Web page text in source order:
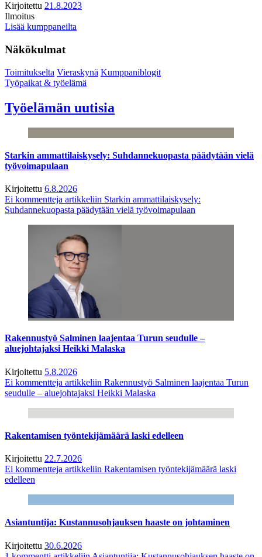
Kirjoitettu 21.8.2023
Ilmoitus
Lisää kumppaneilta
Näkökulmat
Toimitukselta Vieraskynä Kumppaniblogit
Työpaikat & työelämä
Työelämän uutisia
Starkin ammattilaiskysely: Suhdannekuopasta päädytään vielä
työvoimapulaan
Kirjoitettu 6.8.2026
Ei kommentteja artikkeliin Starkin ammattilaiskysely:
Suhdannekuopasta päädytään vielä työvoimapulaan
Rakennustyö Salminen laajentaa Turun seudulle –
aluejohtajaksi Heikki Malaska
Kirjoitettu 5.8.2026
Ei kommentteja artikkeliin Rakennustyö Salminen laajentaa Turun
seudulle – aluejohtajaksi Heikki Malaska
Rakentamisen työntekijämäärä laski edelleen
Kirjoitettu 22.7.2026
Ei kommentteja artikkeliin Rakentamisen työntekijämäärä laski
edelleen
Asiantuntija: Kustannusohjauksen haaste on johtaminen
Kirjoitettu 30.6.2026